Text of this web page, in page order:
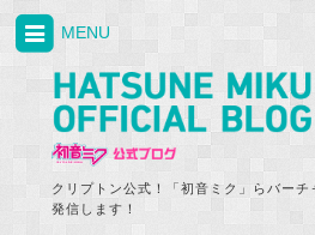
クリプトン公式！「初音ミク」らバー
発信します！
MENU